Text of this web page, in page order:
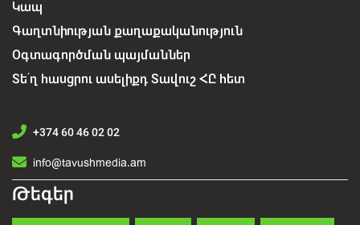
Կապ
Գաղտնիության քաղաքականություն
Օգտագործման պայմաններ
Տե՛ղ հասցրու ասելիքդ Տավուշ ՀԸ հետ
+374 60 46 02 02
info@tavushmedia.am
Թեգեր